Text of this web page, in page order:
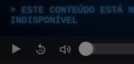
ESTE CONTEÚDO ESTÁ
INDISPONÍVEL